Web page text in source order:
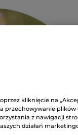
kliknięcie na
przechowywanie
z nawigacji
działań